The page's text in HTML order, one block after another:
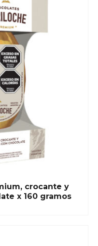
crocante y
x 160 gramos